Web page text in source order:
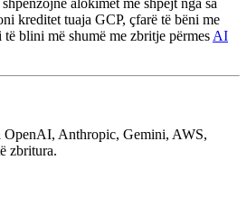
kreditet tuaja GCP, çfarë të bëni me
të blini më shumë me zbritje përmes AI
Anthropic, Gemini, AWS,
zbritura.